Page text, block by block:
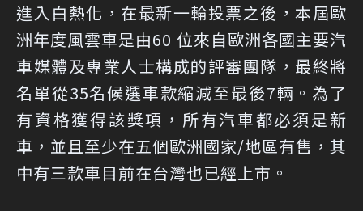
進入白熱化，在最新一輪投票之後，本屆歐
洲年度風雲車是由60 位來自歐洲各國主要汽
車媒體及專業人士構成的評審團隊，最終將
名單從35名候選車款縮減至最後7輛。為了
有資格獲得該獎項，所有汽車都必須是新
車，並且至少在五個歐洲國家/地區有售，其
中有三款車目前在台灣也已經上市。